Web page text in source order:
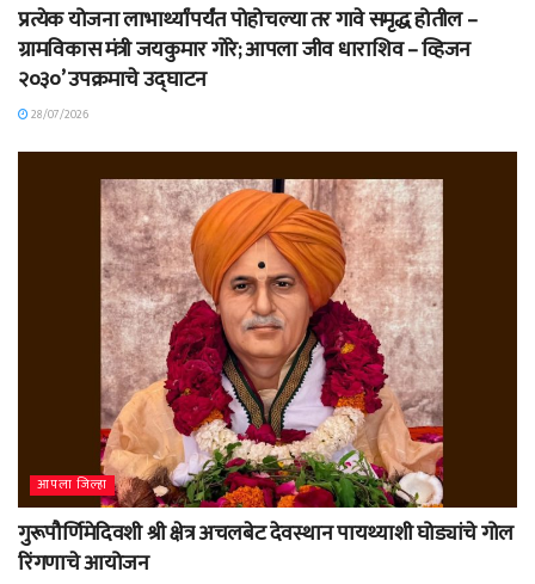
प्रत्येक योजना लाभार्थ्यांपर्यंत पोहोचल्या तर गावे समृद्ध होतील –
ग्रामविकास मंत्री जयकुमार गोरे; आपला जीव धाराशिव – व्हिजन
२०३०’ उपक्रमाचे उद्घाटन
28/07/2026
आपला जिल्हा
गुरूपौर्णिमेदिवशी श्री क्षेत्र अचलबेट देवस्थान पायथ्याशी घोड्यांचे गोल
रिंगणाचे आयोजन